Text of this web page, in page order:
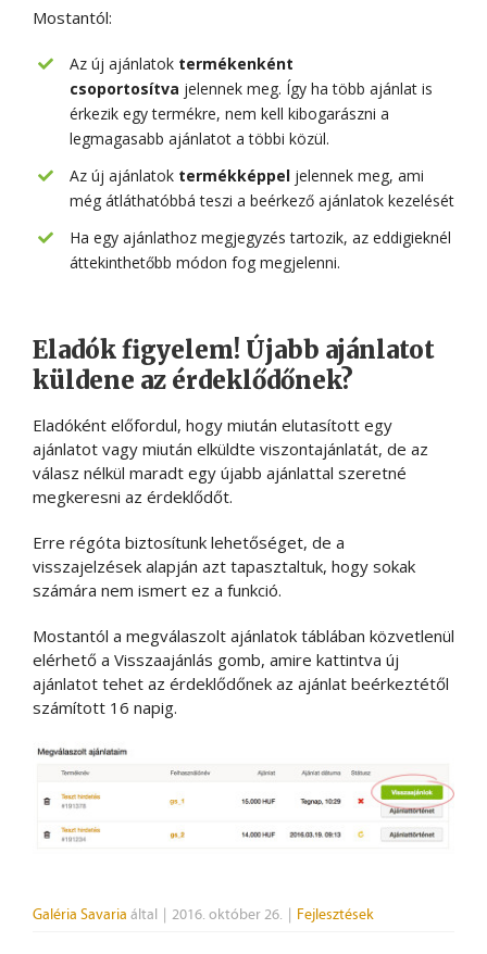
Mostantól:
Az új ajánlatok termékenként
csoportosítva jelennek meg. Így ha több ajánlat is
érkezik egy termékre, nem kell kibogarászni a
legmagasabb ajánlatot a többi közül.
Az új ajánlatok termékképpeljelennek meg, ami
még átláthatóbbá teszi a beérkező ajánlatok kezelését
Ha egy ajánlathoz megjegyzés tartozik, az eddigieknél
áttekinthetőbb módon fog megjelenni.
Eladók figyelem! Újabb ajánlatot
küldene az érdeklődőnek?
Eladóként előfordul, hogy miután elutasított egy
ajánlatot vagy miután elküldte viszontajánlatát, de az
válasz nélkül maradt egy újabb ajánlattal szeretné
megkeresni az érdeklődőt.
Erre régóta biztosítunk lehetőséget, de a
visszajelzések alapján azt tapasztaltuk, hogy sokak
számára nem ismert ez a funkció.
Mostantól a megválaszolt ajánlatok táblában közvetlenül
elérhető a Visszaajánlás gomb, amire kattintva új
ajánlatot tehet az érdeklődőnek az ajánlat beérkeztétől
számított 16 napig.
Galéria Savaria által | 2016. október 26. | Fejlesztések